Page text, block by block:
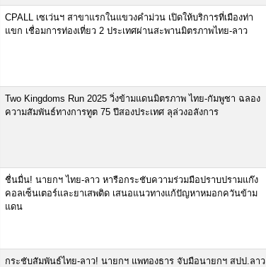
CPALL เซเว่นฯ สาขาแรกในแขวงคำม่วน เปิดให้บริการที่เมืองท่า
แขก เชื่อมการท่องเที่ยว 2 ประเทศผ่านสะพานมิตรภาพไทย-ลาว
Two Kingdoms Run 2025 วิ่งข้ามแดนมิตรภาพ ไทย-กัมพูชา ฉลอง
ความสัมพันธ์ทางการทูต 75 ปีสองประเทศ ลุล่วงอลังการ
ชื่นมื่น! นายกฯ ไทย-ลาว หารือกระชับความร่วมมือปราบปรามแก๊ง
คอลเซ็นเตอร์และยาเสพติด เสนอแนวทางแก้ปัญหาหมอกควันข้าม
แดน
กระชับสัมพันธ์ไทย-ลาว! นายกฯ แพทองธาร จับมือนายกฯ สปป.ลาว